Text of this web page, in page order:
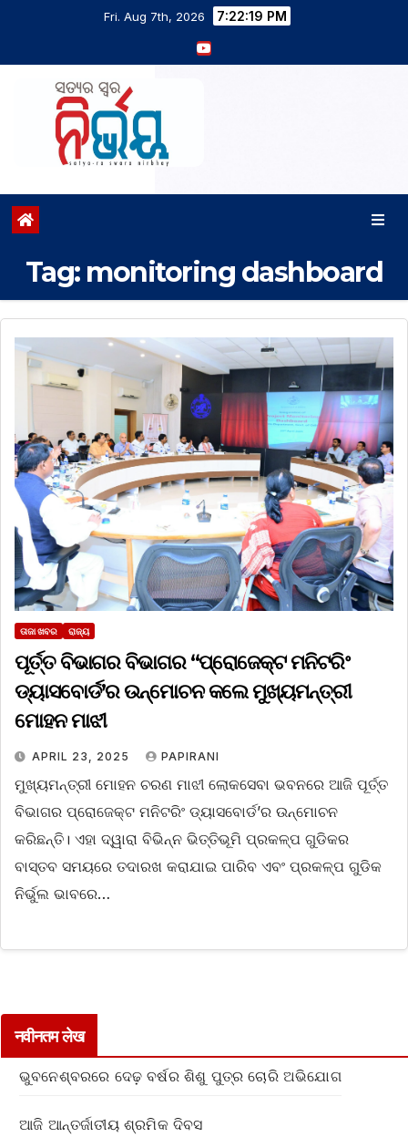
Fri. Aug 7th, 2026 7:22:19 PM
Tag: monitoring dashboard
ତାଜା ଖବର ରାଜ୍ୟ
ପୂର୍ତ୍ତ ବିଭାଗର ବିଭାଗର “ପ୍ରୋଜେକ୍ଟ ମନିଟରିଂ
ଡ୍ୟାସବୋର୍ଡ’ର ଉନ୍ମୋଚନ କଲେ ମୁଖ୍ୟମନ୍ତ୍ରୀ
ମୋହନ ମାଝୀ
APRIL 23, 2025 PAPIRANI
ମୁଖ୍ୟମନ୍ତ୍ରୀ ମୋହନ ଚରଣ ମାଝୀ ଲୋକସେବା ଭବନରେ ଆଜି ପୂର୍ତ୍ତ
ବିଭାଗର ପ୍ରୋଜେକ୍ଟ ମନିଟରିଂ ଡ୍ୟାସବୋର୍ଡ’ର ଉନ୍ମୋଚନ
କରିଛନ୍ତି। ଏହା ଦ୍ୱାରା ବିଭିନ୍ନ ଭିତ୍ତିଭୂମି ପ୍ରକଳ୍ପ ଗୁଡିକର
ବାସ୍ତବ ସମୟରେ ତଦାରଖ କରାଯାଇ ପାରିବ ଏବଂ ପ୍ରକଳ୍ପ ଗୁଡିକ
ନିର୍ଭୁଲ ଭାବରେ…
नवीनतम लेख
ଭୁବନେଶ୍ବରରେ ଦେଢ଼ ବର୍ଷର ଶିଶୁ ପୁତ୍ର ଚୋରି ଅଭିଯୋଗ
ଆଜି ଆନ୍ତର୍ଜାତୀୟ ଶ୍ରମିକ ଦିବସ